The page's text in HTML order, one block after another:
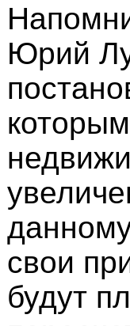
Юрий
свои
будут